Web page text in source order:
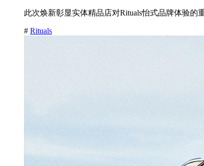
此次焕新彰显实体精品店对Rituals怡式品牌体验
# Rituals